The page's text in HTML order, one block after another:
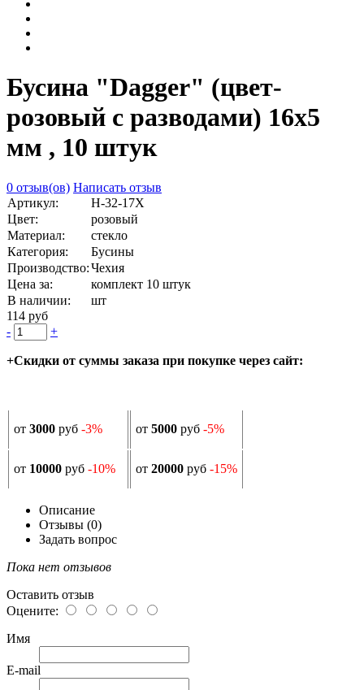
Бусина "Dagger" (цвет-
розовый с разводами) 16х5
мм , 10 штук
0 отзыв(ов) Написать отзыв
Артикул:
Н-32-17Х
Цвет:
розовый
Материал:
стекло
Категория:
Бусины
Производство:Чехия
Цена за:
комплект 10 штук
В наличии:
шт
114 руб
-
+
+Скидки от суммы заказа при покупке через сайт:
от 3000 руб -3% от 5000 руб -5%
от 10000 руб -10% от 20000 руб -15%
Описание
Отзывы (0)
Задать вопрос
Пока нет отзывов
Оставить отзыв
Оцените:
Имя
E-mail